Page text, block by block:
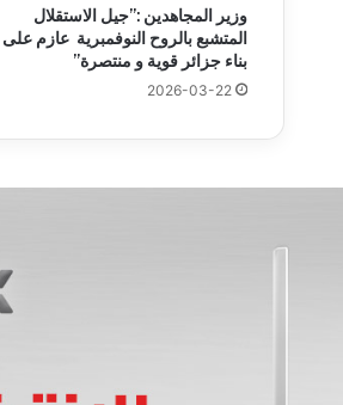
وزير المجاهدين :”جيل الاستقلال
المتشبع بالروح النوفمبرية عازم على
بناء جزائر قوية و منتصرة”
2026-03-22